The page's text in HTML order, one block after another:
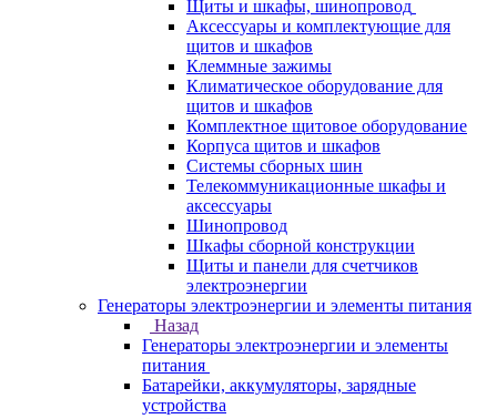
Щиты и шкафы, шинопровод
Аксессуары и комплектующие для
щитов и шкафов
Клеммные зажимы
Климатическое оборудование для
щитов и шкафов
Комплектное щитовое оборудование
Корпуса щитов и шкафов
Системы сборных шин
Телекоммуникационные шкафы и
аксессуары
Шинопровод
Шкафы сборной конструкции
Щиты и панели для счетчиков
электроэнергии
Генераторы электроэнергии и элементы питания
Назад
Генераторы электроэнергии и элементы
питания
Батарейки, аккумуляторы, зарядные
устройства